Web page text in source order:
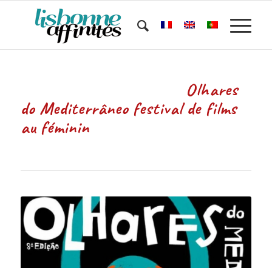
Olhares
do Mediterrâneo festival de films
au féminin